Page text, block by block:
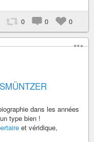
0 0 0
dans les années
type bien !
et véridique,